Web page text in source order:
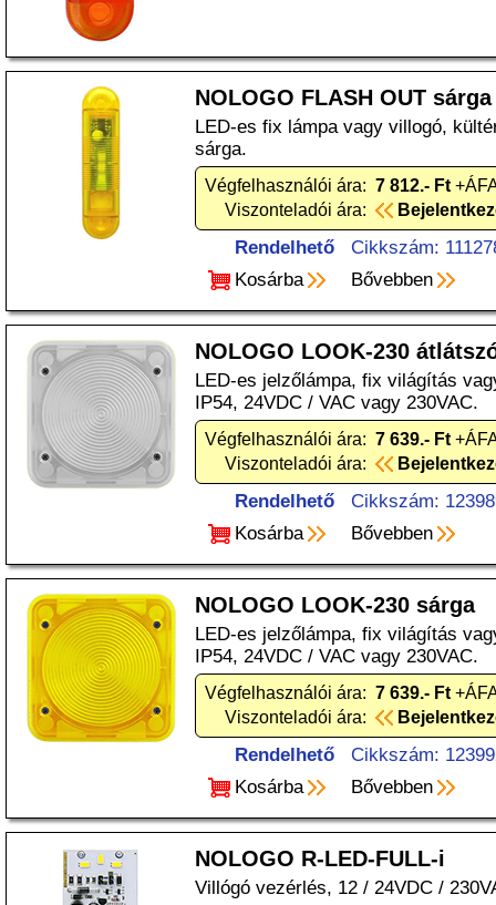
NOLOGO FLASH OUT sárga
LED-es fix lámpa vagy villogó,
sárga.
Végfelhasználói ára: 7 812.- Ft
Viszonteladói ára:
Rendelhető
Cikkszám:
Kosárba
Bővebben
NOLOGO LOOK-230
LED-es jelzőlámpa, fix világítás
IP54, 24VDC / VAC vagy 230VAC.
Végfelhasználói ára: 7 639.- Ft
Viszonteladói ára:
Rendelhető
Cikkszám:
Kosárba
Bővebben
NOLOGO LOOK-230 sárga
LED-es jelzőlámpa, fix világítás
IP54, 24VDC / VAC vagy 230VAC.
Végfelhasználói ára: 7 639.- Ft
Viszonteladói ára:
Rendelhető
Cikkszám:
Kosárba
Bővebben
NOLOGO R-LED-FULL-i
Villógó vezérlés, 12 / 24VDC /